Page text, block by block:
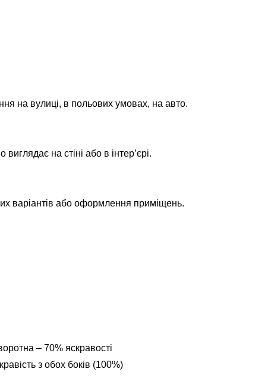
на вулиці, в польових умовах, на авто.
на стіні або в інтер’єрі.
варіантів або оформлення приміщень.
– 70% яскравості
з обох боків (100%)